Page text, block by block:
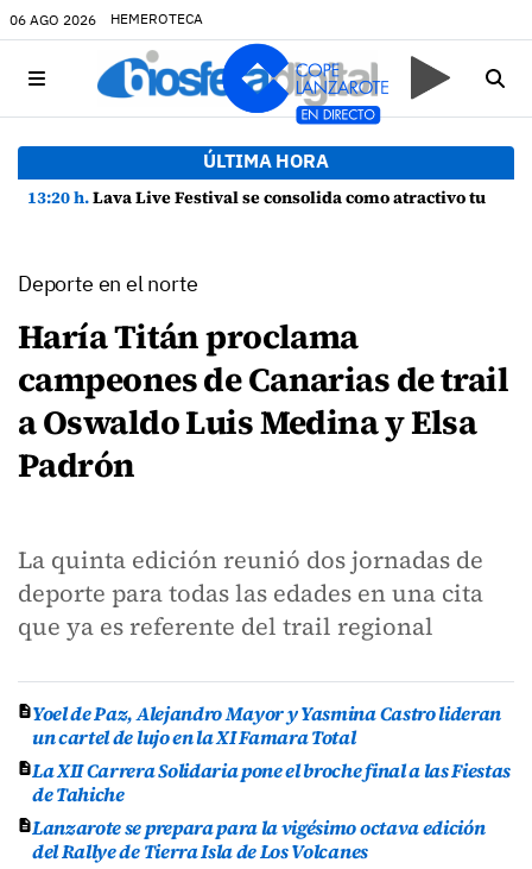
06 AGO 2026 HEMEROTECA
ÚLTIMA HORA
13:20 h.Lava Live Festival se consolida como atractivo turístico y agente dinamizador de la economía de Lanzarote
Deporte en el norte
Haría Titán proclama
campeones de Canarias de trail
a Oswaldo Luis Medina y Elsa
Padrón
La quinta edición reunió dos jornadas de
deporte para todas las edades en una cita
que ya es referente del trail regional
Yoel de Paz, Alejandro Mayor y Yasmina Castro lideran
un cartel de lujo en la XI Famara Total
La XII Carrera Solidaria pone el broche final a las Fiestas
de Tahiche
Lanzarote se prepara para la vigésimo octava edición
del Rallye de Tierra Isla de Los Volcanes